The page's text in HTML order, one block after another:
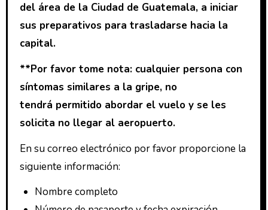
del área de la Ciudad de Guatemala, a iniciar
sus preparativos para trasladarse hacia la
capital.
**Por favor tome nota: cualquier persona con
síntomas similares a la gripe, no
tendrá permitido abordar el vuelo y se les
solicita no llegar al aeropuerto.
En su correo electrónico por favor proporcione la
siguiente información:
Nombre completo